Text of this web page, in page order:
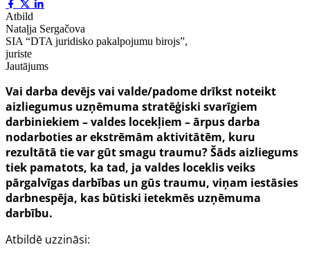
Atbild
Nataļja Sergačova
SIA “DTA juridisko pakalpojumu birojs”,
juriste
Jautājums
Vai darba devējs vai valde/padome drīkst noteikt
aizliegumus uzņēmuma stratēģiski svarīgiem
darbiniekiem – valdes locekļiem – ārpus darba
nodarboties ar ekstrēmām aktivitātēm, kuru
rezultātā tie var gūt smagu traumu? Šāds aizliegums
tiek pamatots, ka tad, ja valdes loceklis veiks
pārgalvīgas darbības un gūs traumu, viņam iestāsies
darbnespēja, kas būtiski ietekmēs uzņēmuma
darbību.
Atbildē uzzināsi: